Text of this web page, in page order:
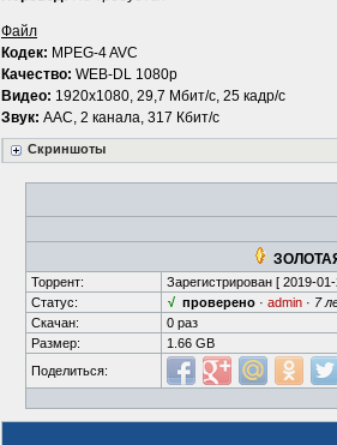
Файл
Кодек: MPEG-4 AVC
Качество: WEB-DL 1080p
Видео: 1920x1080, 29,7 Мбит/с, 25 кадр/с
Звук: AAC, 2 канала, 317 Кбит/с
Скриншоты
Торрент: Зарегистрирован [ 2019-
Статус:
√ проверено · admin · 7
Скачан:
0 раз
Размер:
1.66 GB
Поделиться: